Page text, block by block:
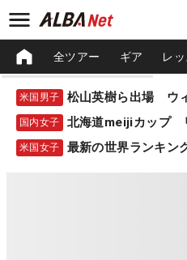
全ツアー ギア レ
米国男子
国内女子 北海道meijiカップ
米国女子 最新の世界ランキン